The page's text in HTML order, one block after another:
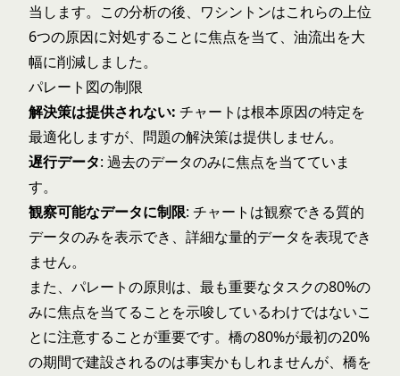
当します。この分析の後、ワシントンはこれらの上位
6つの原因に対処することに焦点を当て、油流出を大
幅に削減しました。
パレート図の制限
解決策は提供されない: チャートは根本原因の特定を
最適化しますが、問題の解決策は提供しません。
遅行データ: 過去のデータのみに焦点を当てていま
す。
観察可能なデータに制限: チャートは観察できる質的
データのみを表示でき、詳細な量的データを表現でき
ません。
また、パレートの原則は、最も重要なタスクの80%の
みに焦点を当てることを示唆しているわけではないこ
とに注意することが重要です。橋の80%が最初の20%
の期間で建設されるのは事実かもしれませんが、橋を